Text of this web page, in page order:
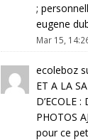
;
eugene
Mar 15,
ecoleboz
ET A LA
D’ECOLE
PHOTOS
pour ce